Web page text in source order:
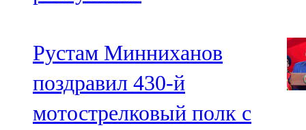
Рустам Минниханов
поздравил 430-й
мотострелковый полк с